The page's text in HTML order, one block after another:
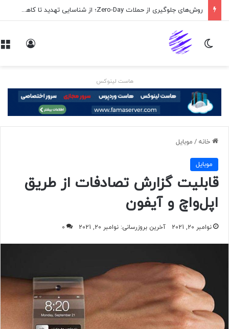
روش‌های جلوگیری از حملات Zero-Day؛ از شناسایی تهدید تا کاهش ریسک
تغییر پوسته
هاست لینوکس
خانه / موبايل
موبايل
قابلیت گزارش تصادفات از طریق
اپل‌واچ و آیفون
نوامبر 20, 2021 آخرین بروزرسانی: نوامبر 20, 2021 0